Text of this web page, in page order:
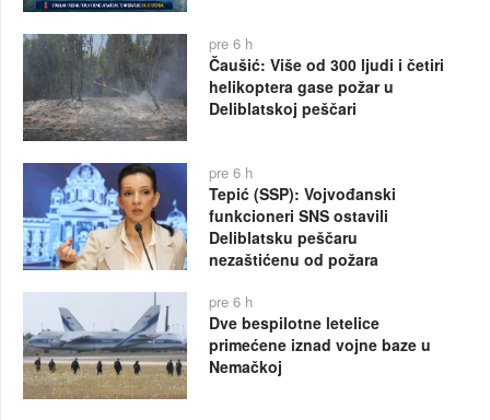
pre 6 h
Čaušić: Više od 300 ljudi i četiri
helikoptera gase požar u
Deliblatskoj peščari
pre 6 h
Tepić (SSP): Vojvođanski
funkcioneri SNS ostavili
Deliblatsku peščaru
nezaštićenu od požara
pre 6 h
Dve bespilotne letelice
primećene iznad vojne baze u
Nemačkoj